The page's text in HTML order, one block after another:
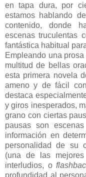
en tapa dura, por
estamos hablando
contenido, donde
escenas truculentas
fantástica habitual
Empleando una
multitud de bellas
esta primera novela
ameno y de fácil
destaca
y giros inesperados,
grano con ciertas
pausas son
información en
personalidad de su
(una de las
interludios, o
profundidad al